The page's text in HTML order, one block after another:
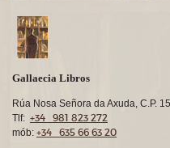
Gallaecia Libros
Rúa Nosa Señora da Axuda, C.P.
Tlf: +34 981 823 272
mób: +34 635 66 63 20